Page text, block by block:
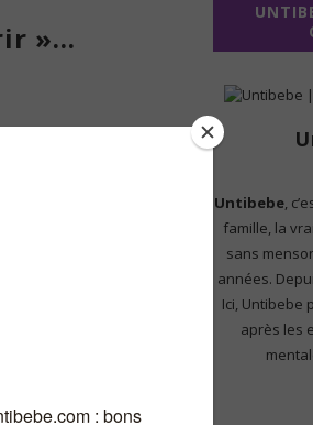
»…
relever mon défi
à son tour perturbant
en formation
de justesse.
Untibebe,
famille, la
sans
années.
Ici, Untibebe
après les